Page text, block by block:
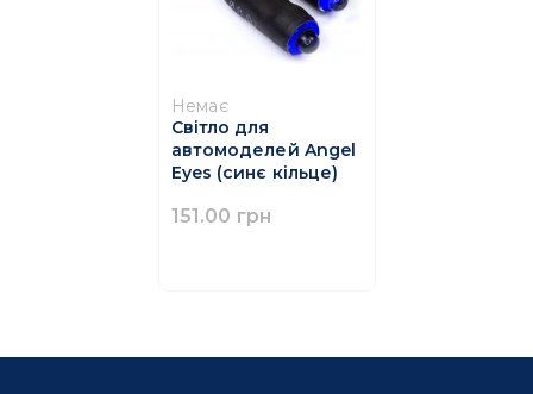
Немає
Світло для
автомоделей Angel
Eyes (синє кільце)
151.00 грн